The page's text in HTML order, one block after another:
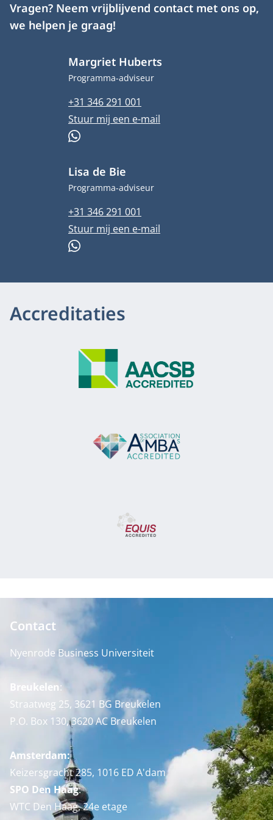
Vragen? Neem vrijblijvend contact met ons op,
we helpen je graag!
Margriet Huberts
Functietitel
Programma-adviseur
Telefoonnummer
+31 346 291 001
E-mailadres
Stuur mij een e-mail
WhatsApp
Lisa de Bie
Functietitel
Programma-adviseur
Telefoonnummer
+31 346 291 001
E-mailadres
Stuur mij een e-mail
WhatsApp
Accreditaties
Contact
Nyenrode Business Universiteit
Breukelen:
Straatweg 25, 3621 BG Breukelen
P.O. Box 130, 3620 AC Breukelen
Amsterdam:
Keizersgracht 285, 1016 ED A'dam
SPO Den Haag:
WTC Den Haag, 24e etage